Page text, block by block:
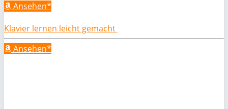
Ansehen*
Klavier lernen leicht gemacht
Ansehen*